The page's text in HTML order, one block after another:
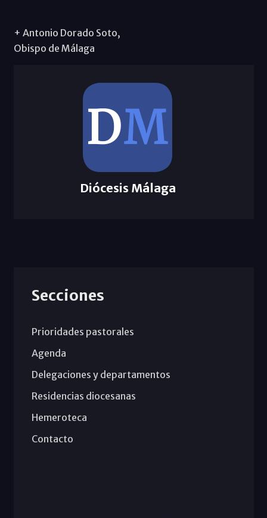
+ Antonio Dorado Soto,
Obispo de Málaga
Diócesis Málaga
Secciones
Prioridades pastorales
Agenda
Delegaciones y departamentos
Residencias diocesanas
Hemeroteca
Contacto